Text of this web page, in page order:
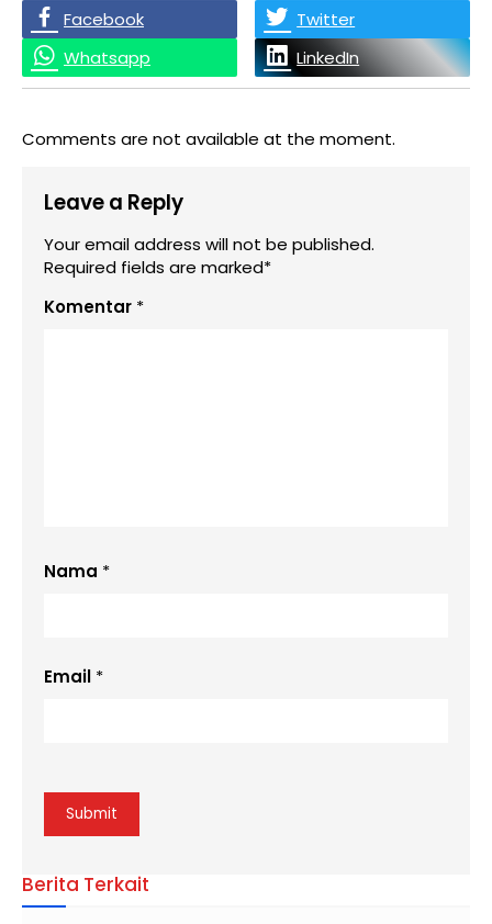
Facebook
Twitter
Whatsapp
LinkedIn
Comments are not available at the moment.
Leave a Reply
Your email address will not be published.
Required fields are marked*
Komentar *
Nama *
Email *
Berita Terkait